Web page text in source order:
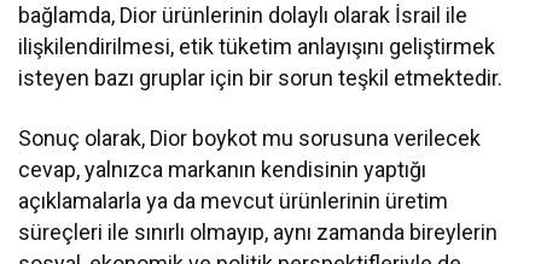
bağlamda, Dior ürünlerinin dolaylı olarak İsrail ile
ilişkilendirilmesi, etik tüketim anlayışını geliştirmek
isteyen bazı gruplar için bir sorun teşkil etmektedir.
Sonuç olarak, Dior boykot mu sorusuna verilecek
cevap, yalnızca markanın kendisinin yaptığı
açıklamalarla ya da mevcut ürünlerinin üretim
süreçleri ile sınırlı olmayıp, aynı zamanda bireylerin